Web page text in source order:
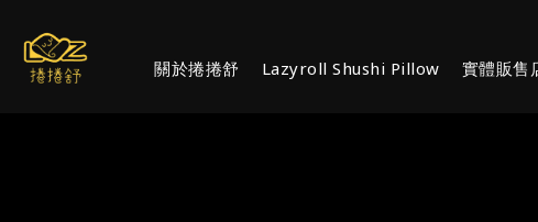
關於捲捲舒 Lazyroll Shushi Pillow 實體販售